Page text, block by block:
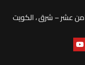
عشر – شرق ، الكويت